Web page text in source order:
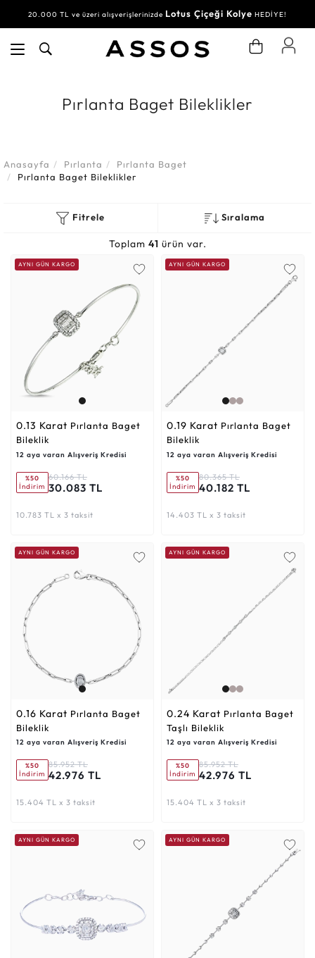
20.000 TL ve üzeri alışverişlerinizde Lotus Çiçeği Kolye HEDİYE!
30.000 TL ve üzeri alışverişlerinizdeSu Yolu BileklikHEDİYE!
Pırlanta Baget Bileklikler
Anasayfa Pırlanta
Pırlanta Baget
Pırlanta Baget Bileklikler
Fitrele Sıralama
Toplam 41 ürün var.
AYNI GÜN KARGO
0.13 Karat
Bileklik
12 aya varan Alışveriş Kredisi
%50
İndirim
60.166 TL
30.083 TL
10.783 TL x 3 taksit
AYNI GÜN KARGO
0.19 Karat
Bileklik
12 aya varan Alışveriş Kredisi
%50
İndirim
80.365 TL
40.182 TL
14.403 TL x 3 taksit
AYNI GÜN KARGO
0.16 Karat
Bileklik
12 aya varan Alışveriş Kredisi
%50
İndirim
85.952 TL
42.976 TL
15.404 TL x 3 taksit
AYNI GÜN KARGO
0.24 Karat
Taşlı Bileklik
12 aya varan Alışveriş Kredisi
%50
İndirim
85.952 TL
42.976 TL
15.404 TL x 3 taksit
AYNI GÜN KARGO AYNI GÜN KARGO